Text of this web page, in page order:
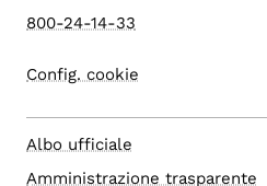
800-24-14-33
Config. cookie
Albo ufficiale
Amministrazione trasparente